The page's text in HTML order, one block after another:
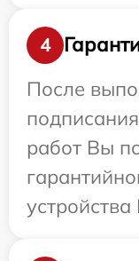
4
После
работ Вы